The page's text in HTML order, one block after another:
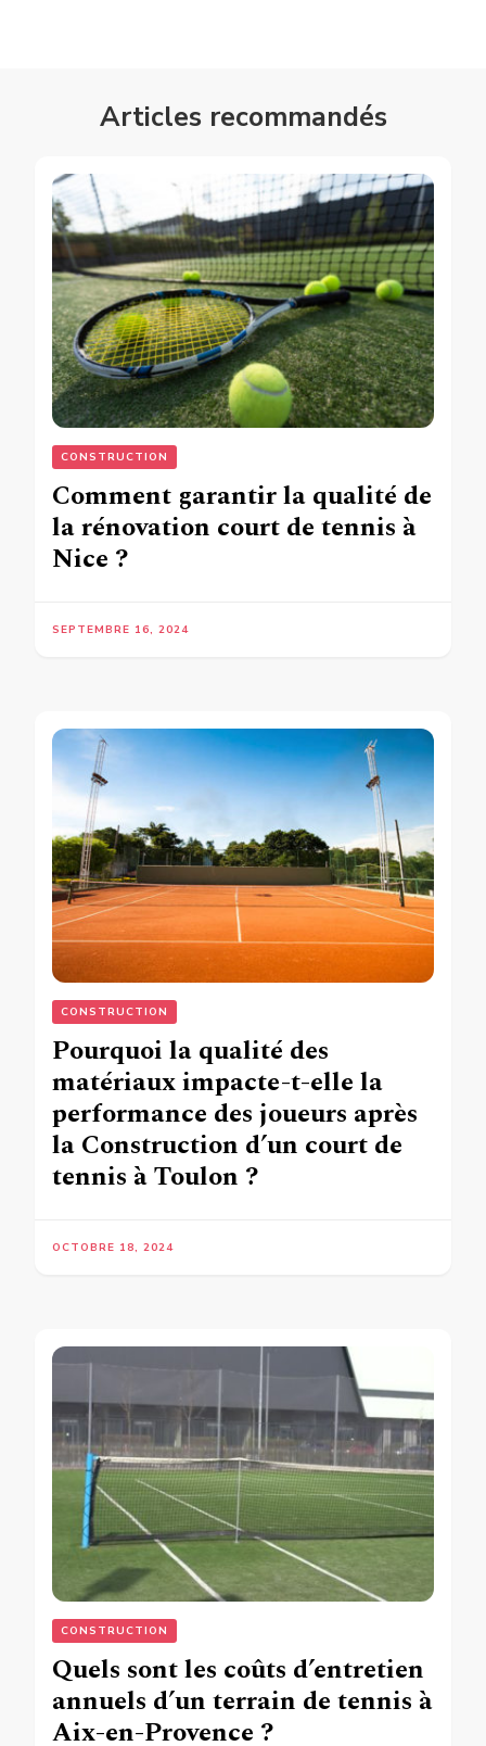
Articles recommandés
CONSTRUCTION
Comment garantir la qualité de
la rénovation court de tennis à
Nice ?
SEPTEMBRE 16, 2024
CONSTRUCTION
Pourquoi la qualité des
matériaux impacte-t-elle la
performance des joueurs après
la Construction d’un court de
tennis à Toulon ?
OCTOBRE 18, 2024
CONSTRUCTION
Quels sont les coûts d’entretien
annuels d’un terrain de tennis à
Aix-en-Provence ?